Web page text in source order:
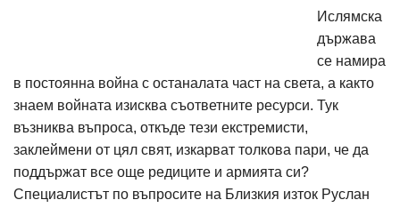
Ислямска
държава
се намира
в постоянна война с останалата част на света, а както
знаем войната изисква съответните ресурси. Тук
възниква въпроса, откъде тези екстремисти,
заклеймени от цял свят, изкарват толкова пари, че да
поддържат все още редиците и армията си?
Специалистът по въпросите на Близкия изток Руслан